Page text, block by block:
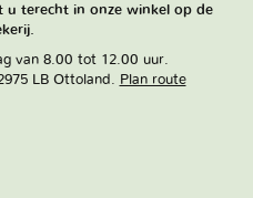
terecht in onze winkel op de
van 8.00 tot 12.00 uur.
LB Ottoland. Plan route